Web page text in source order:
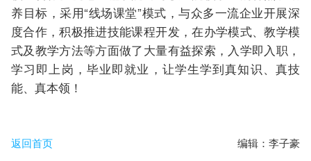
养目标，采用“线场课堂”模式，与众多一流企业开展深
度合作，积极推进技能课程开发，在办学模式、教学模
式及教学方法等方面做了大量有益探索，入学即入职，
学习即上岗，毕业即就业，让学生学到真知识、真技
能、真本领！
返回首页 编辑：李子豪